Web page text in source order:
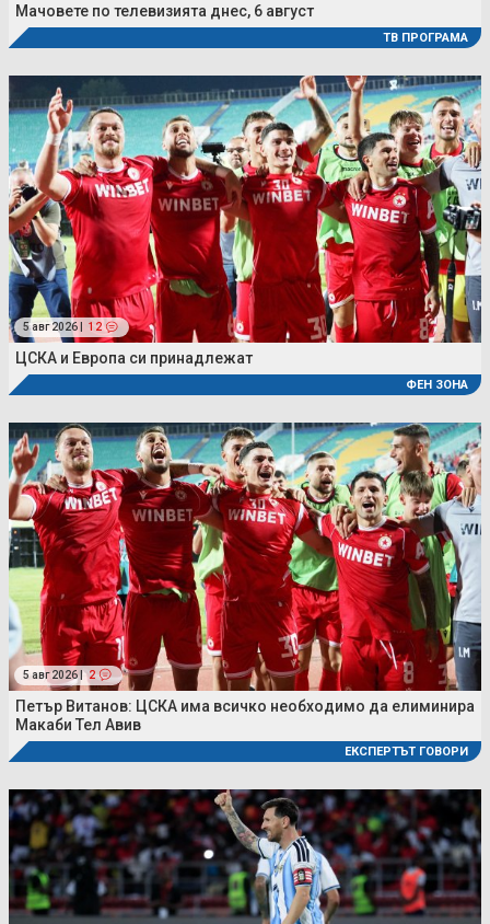
Мачовете по телевизията днес, 6 август
ТВ ПРОГРАМА
5 авг 2026 | 12
ЦСКА и Европа си принадлежат
ФЕН ЗОНА
5 авг 2026 | 2
Петър Витанов: ЦСКА има всичко необходимо да елиминира
Макаби Тел Авив
ЕКСПЕРТЪТ ГОВОРИ